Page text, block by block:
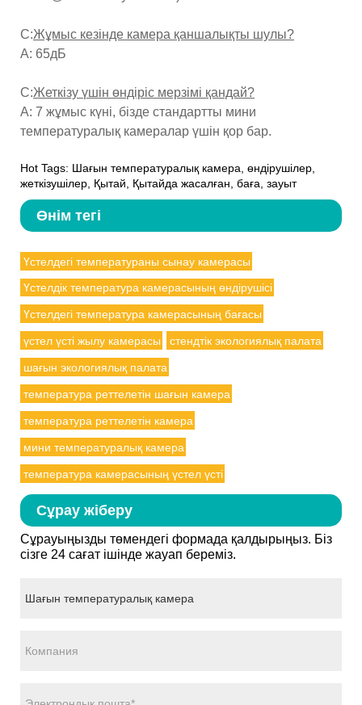
С:Жұмыс кезінде камера қаншалықты шулы?
A: 65дБ
С:Жеткізу үшін өндіріс мерзімі қандай?
A: 7 жұмыс күні, бізде стандартты мини
температуралық камералар үшін қор бар.
Hot Tags: Шағын температуралық камера, өндірушілер,
жеткізушілер, Қытай, Қытайда жасалған, баға, зауыт
Өнім тегі
Үстелдегі температураны сынау камерасы
Үстелдік температура камерасының өндірушісі
Үстелдегі температура камерасының бағасы
үстел үсті жылу камерасы стендтік экологиялық палата
шағын экологиялық палата
температура реттелетін шағын камера
температура реттелетін камера
мини температуралық камера
температура камерасының үстел үсті
Сұрау жіберу
Сұрауыңызды төмендегі формада қалдырыңыз. Біз
сізге 24 сағат ішінде жауап береміз.